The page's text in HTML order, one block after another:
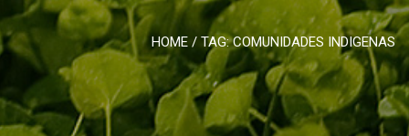
HOME / TAG:COMUNIDADES INDIGENAS